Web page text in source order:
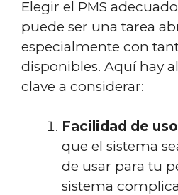
Elegir el PMS
puede ser una tarea
especialmente con
disponibles. Aquí hay
clave a considerar:
Facilidad de
que el sistema
de usar para tu
sistema